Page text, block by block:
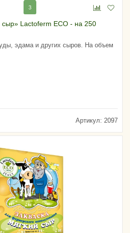
3
сыр» Lactoferm ECO - на 250
эдама и других сыров. На объем
Артикул: 2097